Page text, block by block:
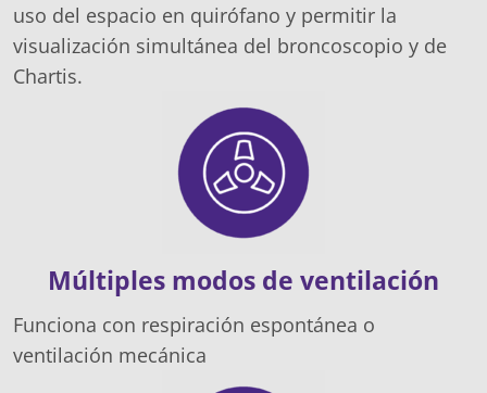
uso del espacio en quirófano y permitir la
visualización simultánea del broncoscopio y de
Chartis.
Múltiples modos de ventilación
Funciona con respiración espontánea o
ventilación mecánica